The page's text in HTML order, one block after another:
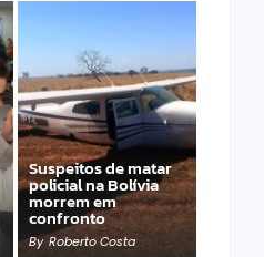
Suspeitos de matar
policial na Bolívia
morrem em
confronto
By Roberto Costa